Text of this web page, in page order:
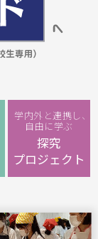
学内外と連携し、
自由に学ぶ
探究
プロジェクト